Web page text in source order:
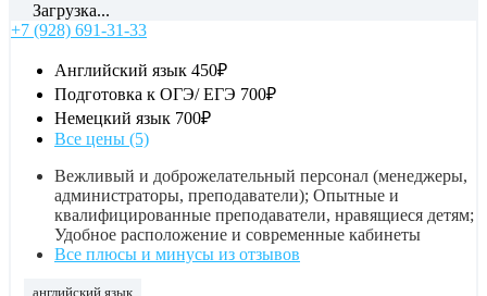
Загрузка...
+7 (928) 691-31-33
Английский язык 450₽
Подготовка к ОГЭ/ ЕГЭ 700₽
Немецкий язык 700₽
Все цены (5)
Вежливый и доброжелательный персонал (менеджеры,
администраторы, преподаватели); Опытные и
квалифицированные преподаватели, нравящиеся детям;
Удобное расположение и современные кабинеты
Все плюсы и минусы из отзывов
английский язык